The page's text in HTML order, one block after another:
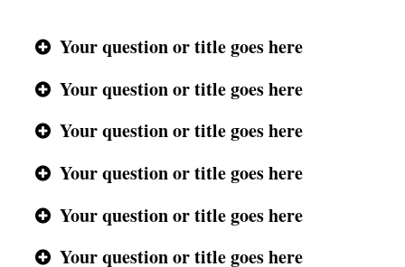
Your question or title goes here
Your question or title goes here
Your question or title goes here
Your question or title goes here
Your question or title goes here
Your question or title goes here